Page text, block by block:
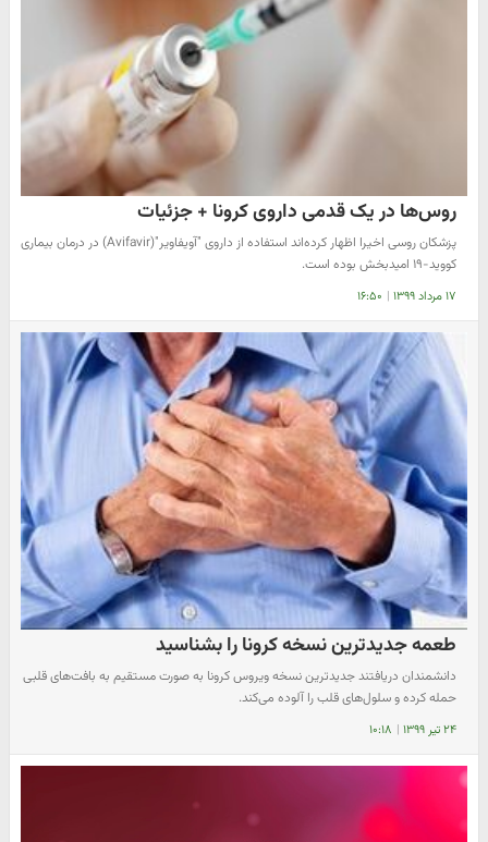
روس‌ها در یک قدمی داروی کرونا + جزئیات
پزشکان روسی اخیرا اظهار کرده‌اند استفاده از داروی "آویفاویر"(Avifavir) در درمان بیماری
کووید-۱۹ امیدبخش بوده است.
۱۷ مرداد ۱۳۹۹ | ۱۶:۵۰
طعمه جدیدترین نسخه کرونا را بشناسید
دانشمندان دریافتند جدیدترین نسخه ویروس کرونا به صورت مستقیم به بافت‌های قلبی
حمله کرده و سلول‌های قلب را آلوده می‌کند.
۲۴ تیر ۱۳۹۹ | ۱۰:۱۸